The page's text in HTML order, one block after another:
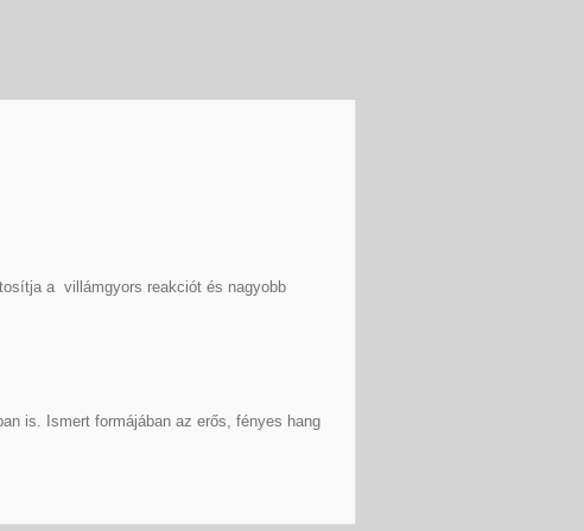
a villámgyors reakciót és nagyobb
is. Ismert formájában az erős, fényes hang